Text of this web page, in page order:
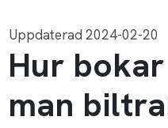
Uppdaterad 2024-02-20
Hur bokar
man